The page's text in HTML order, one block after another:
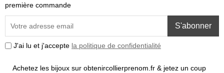
première commande
S'abonner
J'ai lu et j'accepte la politique de confidentialité
Achetez les bijoux sur obtenircollierprenom.fr & jetez un coup